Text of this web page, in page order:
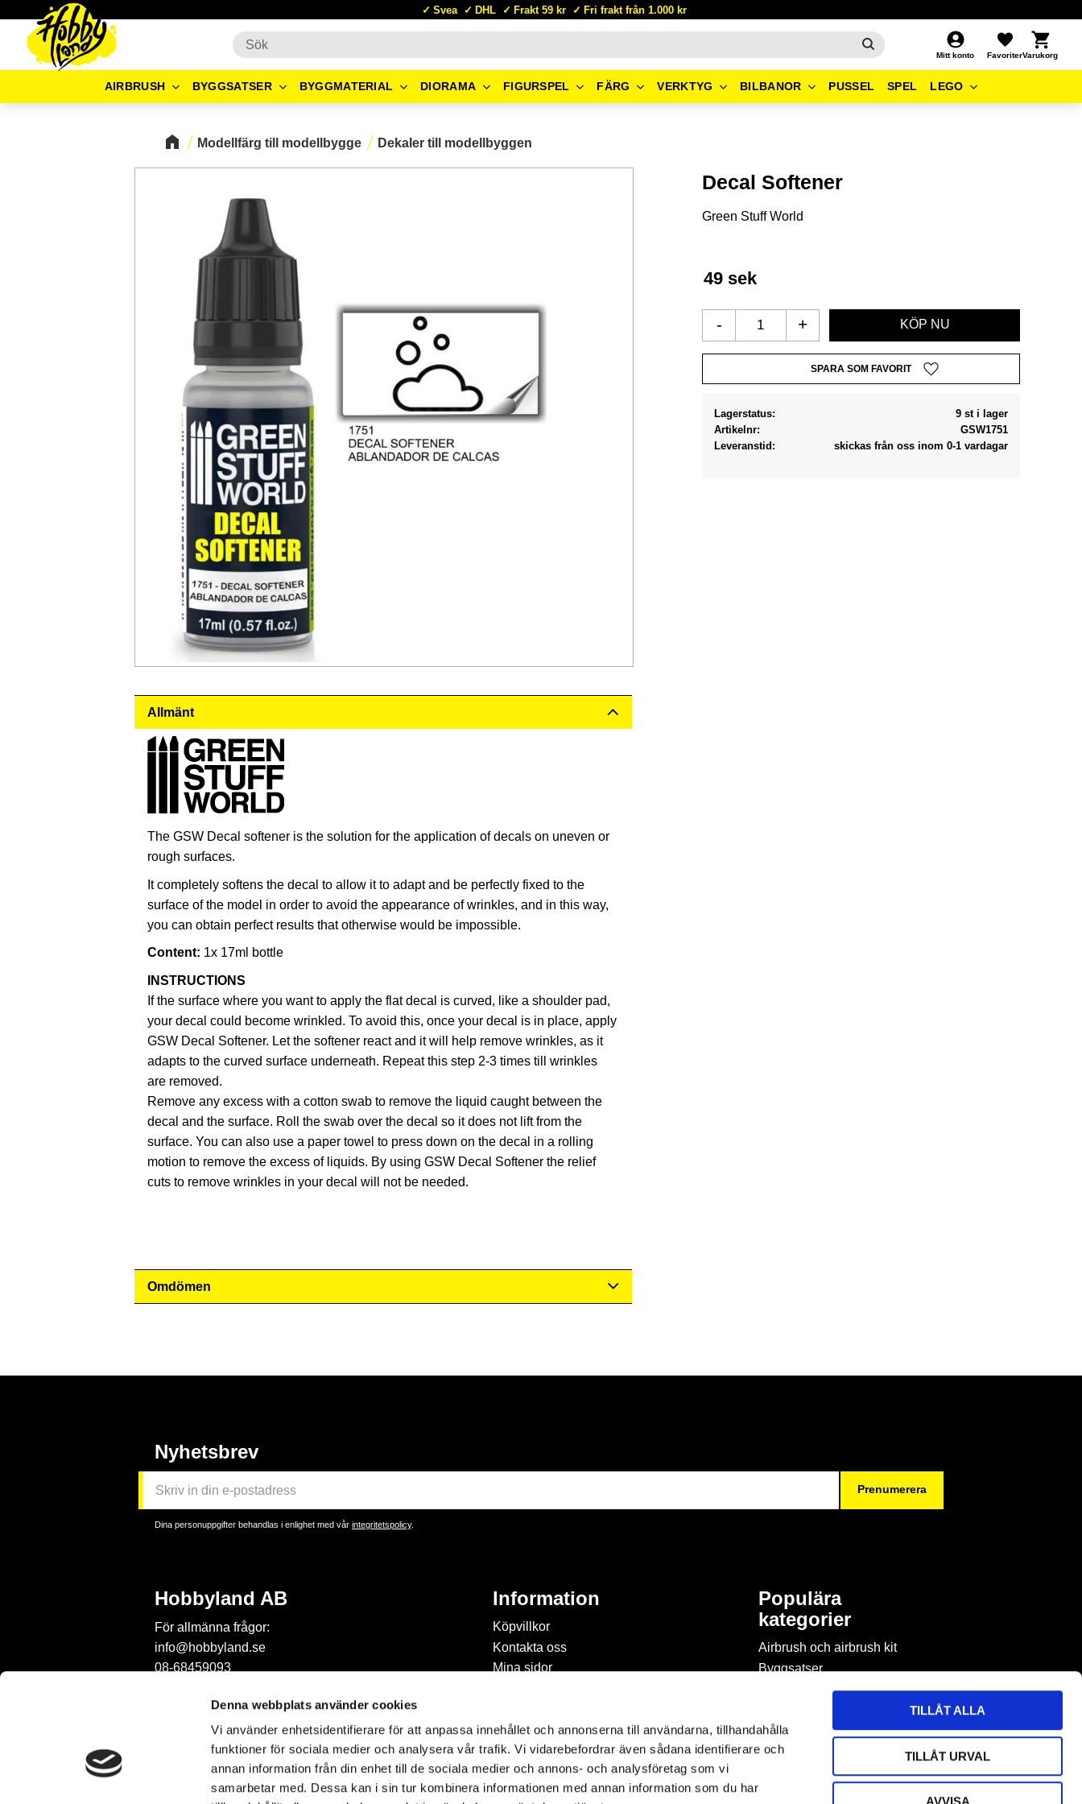
Denna webbplats använder cookies
Vi använder enhetsidentifierare för att anpassa innehållet och annonserna till användarna, tillhandahålla
funktioner för sociala medier och analysera vår trafik. Vi vidarebefordrar även sådana identifierare och
annan information från din enhet till de sociala medier och annons- och analysföretag som vi
samarbetar med. Dessa kan i sin tur kombinera informationen med annan information som du har
TILLÅT ALLA
TILLÅT URVAL
Svea DHL Frakt 59 kr Fri frakt från 1.000 kr
Mitt konto
Favoriter
Kundvagn
AIRBRUSH BYGGSATSER BYGGMATERIAL DIORAMA FIGURSPEL FÄRG VERKTYG BILBANOR PUSSEL SPEL LEGO
Modellfärg till modellbygge Dekaler till modellbyggen
Decal Softener
Green Stuff World
49 sek
+
-
Lägg till i favoriter
Lagerstatus
9 st i lager
Artikelnr
GSW1751
Leveranstid
skickas från oss inom 0-1 vardagar
Allmänt
The GSW Decal softener is the solution for the application of decals on uneven or
rough surfaces.
It completely softens the decal to allow it to adapt and be perfectly fixed to the
surface of the model in order to avoid the appearance of wrinkles, and in this way,
you can obtain perfect results that otherwise would be impossible.
Content: 1x 17ml bottle
INSTRUCTIONS
If the surface where you want to apply the flat decal is curved, like a shoulder pad,
your decal could become wrinkled. To avoid this, once your decal is in place, apply
GSW Decal Softener. Let the softener react and it will help remove wrinkles, as it
adapts to the curved surface underneath. Repeat this step 2-3 times till wrinkles
are removed.
Remove any excess with a cotton swab to remove the liquid caught between the
decal and the surface. Roll the swab over the decal so it does not lift from the
surface. You can also use a paper towel to press down on the decal in a rolling
motion to remove the excess of liquids. By using GSW Decal Softener the relief
cuts to remove wrinkles in your decal will not be needed.
Omdömen
Nyhetsbrev
Prenumerera
Dina personuppgifter behandlas i enlighet med vår integritetspolicy.
Hobbyland AB
För allmänna frågor:
info@hobbyland.se
08-68459093
order@hobbyland.se
08-68459093
vardagar mellan 9-11
Information
Köpvillkor
Kontakta oss
Mina sidor
cookies
Inspiration & Passion
Populära
kategorier
Airbrush och airbrush kit
Byggsatser
Böcker & tidningar om
Byggmaterial
Figurspel